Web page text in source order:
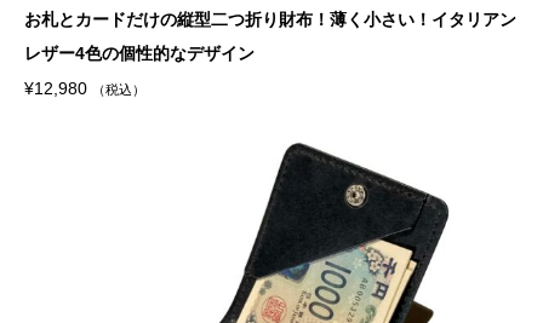
お札とカードだけの縦型二つ折り財布！薄く小さい！イタリアン
レザー4色の個性的なデザイン
¥12,980 （税込）